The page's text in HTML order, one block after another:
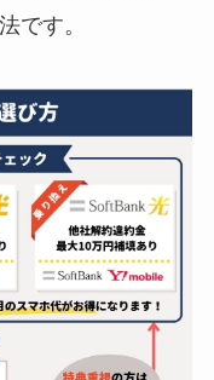
です。